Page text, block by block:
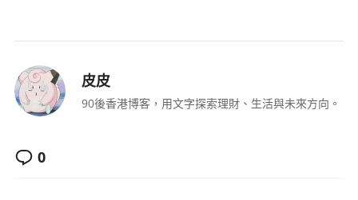
皮皮
90後香港博客，用文字探索理財、生活與未來方向。
0